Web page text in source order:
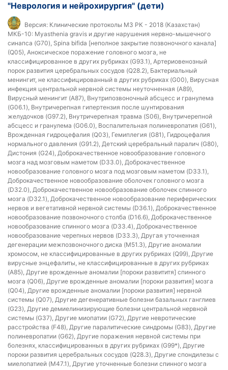
"Неврология и нейрохирургия" (дети)
Версия: Клинические протоколы МЗ РК - 2018 (Казахстан)
МКБ-10: Myasthenia gravis и другие нарушения нервно-мышечного
синапса (G70), Spina bifida [неполное закрытие позвоночного канала]
(Q05), Аноксическое поражение головного мозга, не
классифицированное в других рубриках (G93.1), Артериовенозный
порок развития церебральных сосудов (Q28.2), Бактериальный
менингит, не классифицированный в других рубриках (G00), Вирусная
инфекция центральной нервной системы неуточненная (A89),
Вирусный менингит (A87), Внутрипозвоночный абсцесс и гранулема
(G06.1), Внутричерепная гипертензия после шунтирования
желудочков (G97.2), Внутричерепная травма (S06), Внутричерепной
абсцесс и гранулема (G06.0), Воспалительная полиневропатия (G61),
Врожденная гидроцефалия (Q03), Гемиплегия (G81), Гидроцефалия
нормального давления (G91.2), Детский церебральный паралич (G80),
Дистония (G24), Доброкачественное новообразование головного
мозга над мозговым наметом (D33.0), Доброкачественное
новообразование головного мозга под мозговым наметом (D33.1),
Доброкачественное новообразование оболочек головного мозга
(D32.0), Доброкачественное новообразование оболочек спинного
мозга (D32.1), Доброкачественное новообразование периферических
нервов и вегетативной нервной системы (D36.1), Доброкачественное
новообразование позвоночного столба (D16.6), Доброкачественное
новообразование спинного мозга (D33.4), Доброкачественное
новообразование черепных нервов (D33.3), Другая уточненная
дегенерации межпозвоночного диска (M51.3), Другие аномалии
хромосом, не классифицированные в других рубриках (Q99), Другие
вирусные энцефалиты, не классифицированные в других рубриках
(A85), Другие врожденные аномалии [пороки развититя] спинного
мозга (Q06), Другие врожденные аномалии [пороки развития] мозга
(Q04), Другие врожденные аномалии [пороки развития] нервной
системы (Q07), Другие дегенеративные болезни базальных ганглиев
(G23), Другие демиелинизирующие болезни центральной нервной
системы (G37), Другие миопатии (G72), Другие невротические
расстройства (F48), Другие паралитические синдромы (G83), Другие
полиневропатии (G62), Другие поражения нервной системы при
болезнях, классифицированных в других рубриках (G99*), Другие
пороки развития церебральных сосудов (Q28.3), Другие спондилезы с
миелопатией (M47.1), Другие уточненные болезни спинного мозга